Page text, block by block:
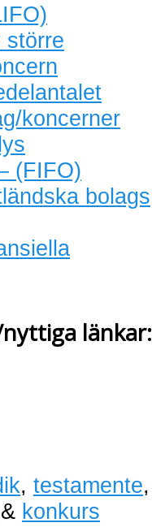
större
koncerner
(FIFO)
bolags
länkar:
, testamente,
& konkurs